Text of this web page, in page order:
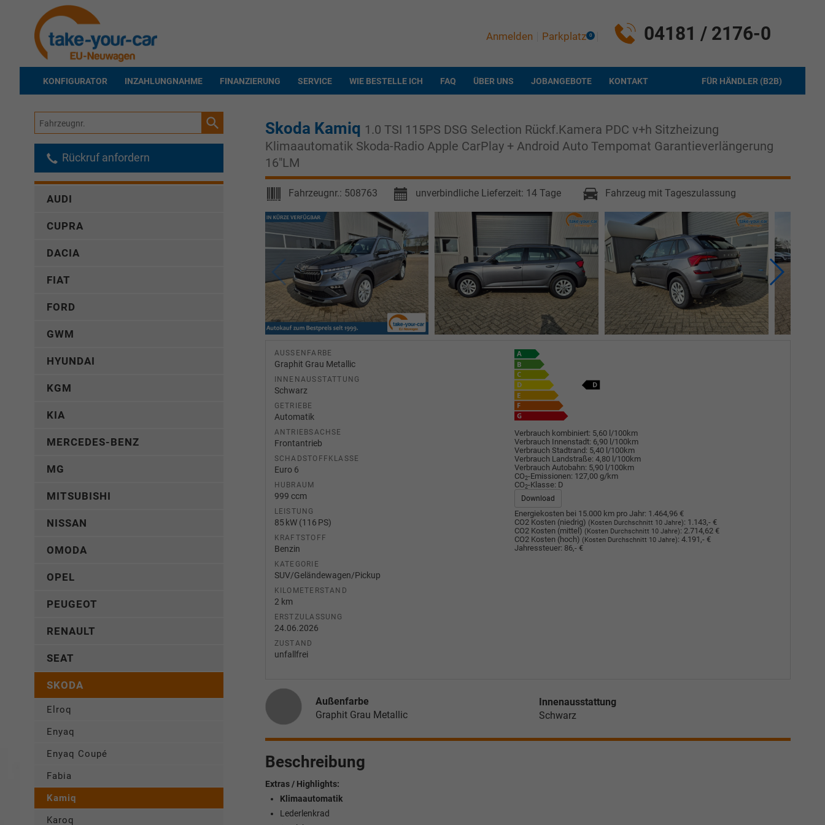
04181 / 2176-0
Anmelden Parkplatz 0
KONFIGURATOR INZAHLUNGNAHME FINANZIERUNG SERVICE WIE BESTELLE ICH FAQ ÜBER UNS JOBANGEBOTE FÜR HÄNDLER (B2B)
KONTAKT
Skoda Kamiq 1.0 TSI 115PS DSG Selection Rückf.Kamera PDC v+h Sitzheizung
Klimaautomatik Skoda-Radio Apple CarPlay + Android Auto Tempomat Garantieverlängerung
16"LM
Fahrzeugnr.: 508763 unverbindliche Lieferzeit: 14 Tage Fahrzeug mit Tageszulassung
AUSSENFARBE
Graphit Grau Metallic
INNENAUSSTATTUNG
Schwarz
GETRIEBE
Automatik
ANTRIEBSACHSE
Frontantrieb
SCHADSTOFFKLASSE
Euro 6
HUBRAUM
999 ccm
LEISTUNG
85 kW (116 PS)
KRAFTSTOFF
Benzin
KATEGORIE
SUV/Geländewagen/Pickup
KILOMETERSTAND
2 km
ERSTZULASSUNG
24.06.2026
ZUSTAND
unfallfrei
Verbrauch kombiniert: 5,60 l/100km
Verbrauch Innenstadt: 6,90 l/100km
Verbrauch Stadtrand: 5,40 l/100km
Verbrauch Landstraße: 4,80 l/100km
Verbrauch Autobahn: 5,90 l/100km
CO2-Emissionen: 127,00 g/km
CO2-Klasse: D
Download
Energiekosten bei 15.000 km pro Jahr: 1.464,96 €
CO2 Kosten (niedrig) (Kosten Durchschnitt 10 Jahre): 1.143,- €
CO2 Kosten (mittel) (Kosten Durchschnitt 10 Jahre): 2.714,62 €
CO2 Kosten (hoch) (Kosten Durchschnitt 10 Jahre): 4.191,- €
Jahressteuer: 86,- €
Außenfarbe
Graphit Grau Metallic
Innenausstattung
Schwarz
Beschreibung
Extras / Highlights:
Klimaautomatik
Lederlenkrad
Fahrzeugnr.
Rückruf anfordern
AUDI
CUPRA
DACIA
FIAT
FORD
GWM
HYUNDAI
KGM
KIA
MERCEDES-BENZ
MG
MITSUBISHI
NISSAN
OMODA
OPEL
PEUGEOT
RENAULT
SEAT
SKODA
Elroq
Enyaq
Enyaq Coupé
Fabia
Kamiq
Karoq